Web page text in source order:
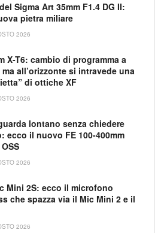
Sigma Art 35mm F1.4 DG II:
pietra miliare
2026
X-T6: cambio di programma a
ma all’orizzonte si intravede una
di ottiche XF
2026
lontano senza chiedere
ecco il nuovo FE 100-400mm
2026
Mini 2S: ecco il microfono
che spazza via il Mic Mini 2 e il
2026